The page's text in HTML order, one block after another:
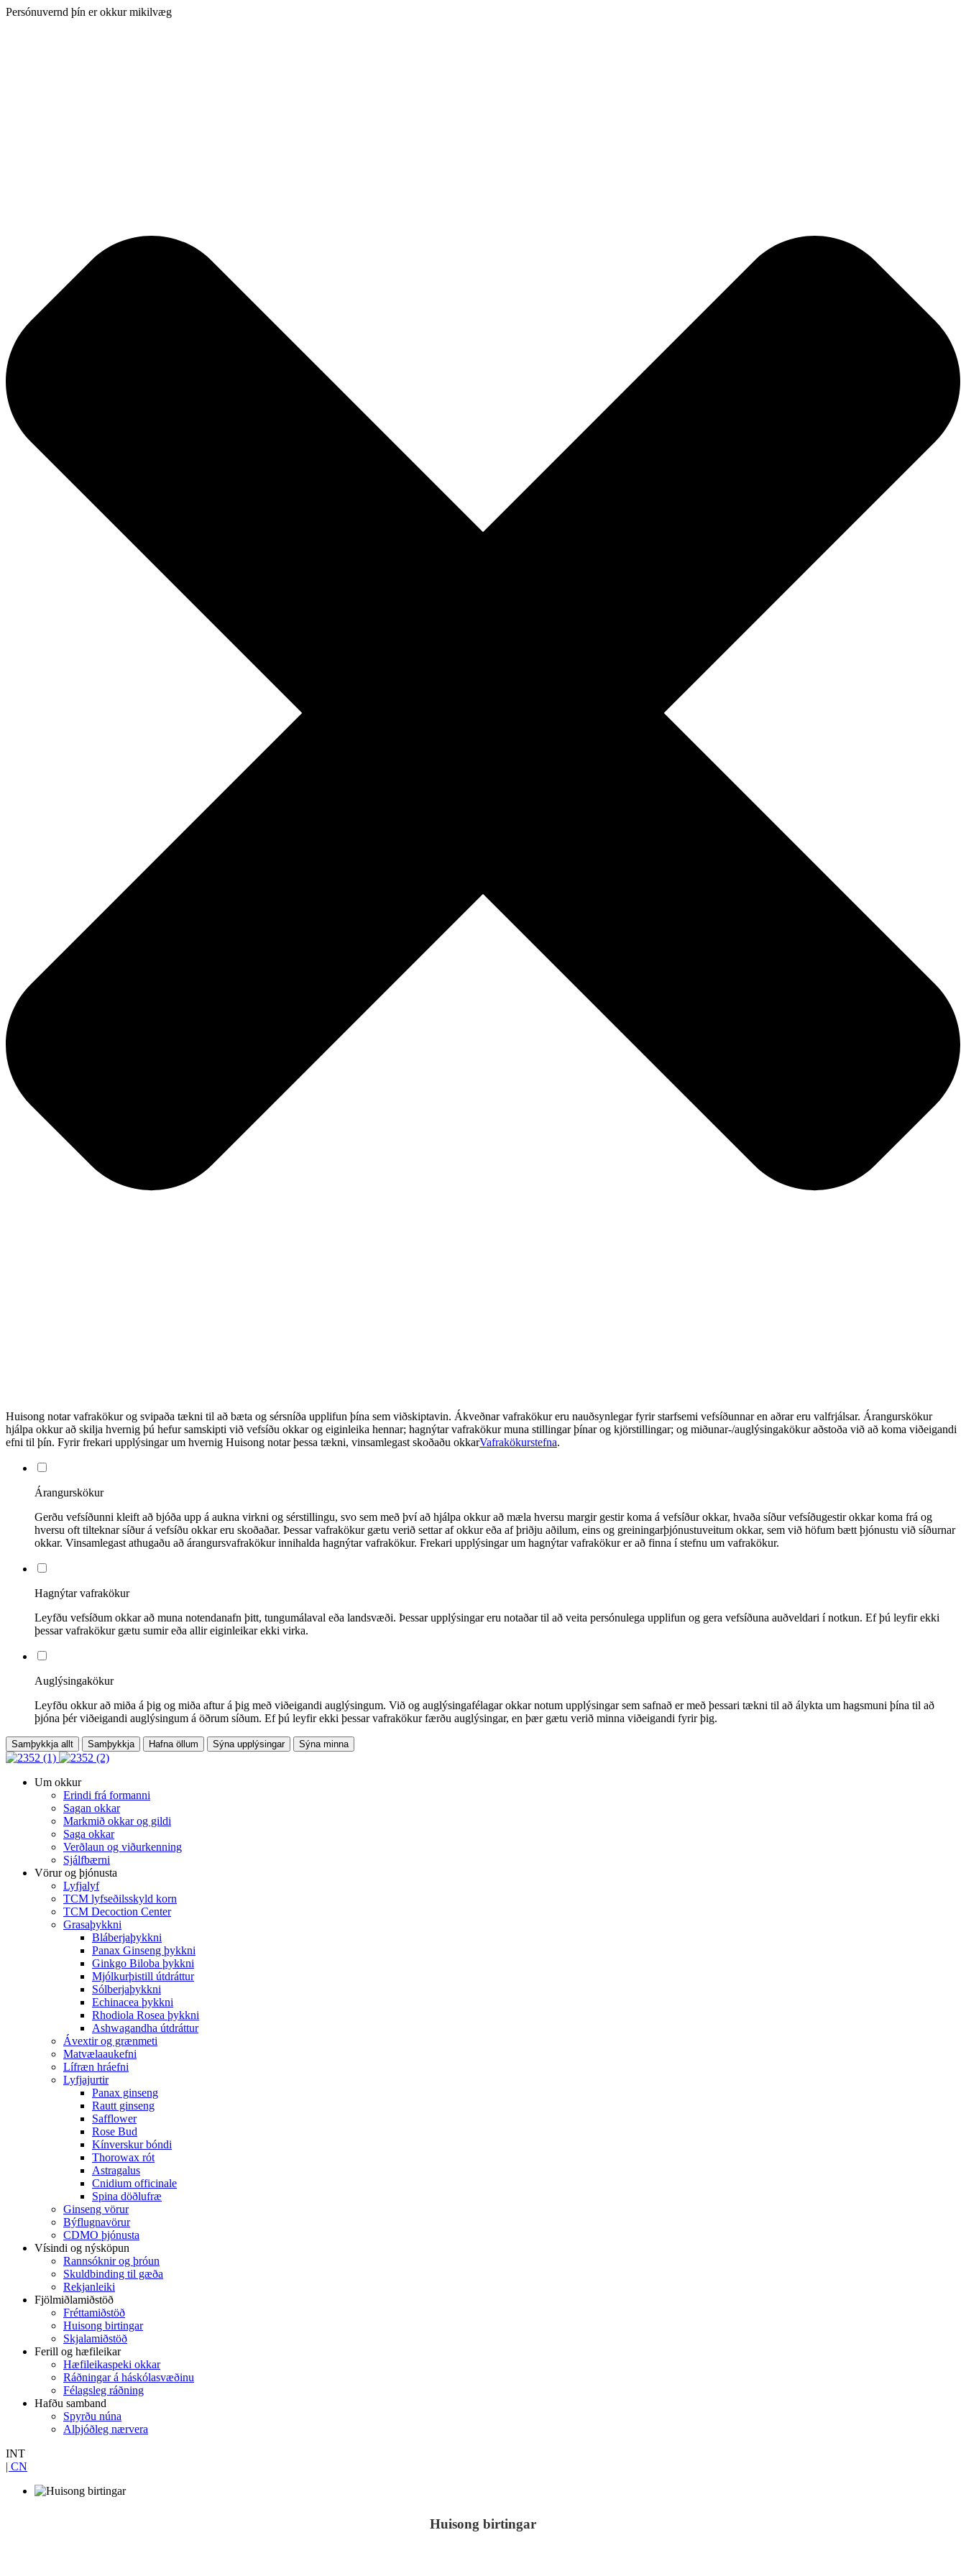
Persónuvernd þín er okkur mikilvæg
Huisong notar vafrakökur og svipaða tækni til að bæta og sérsníða upplifun þína sem viðskiptavin. Ákveðnar vafrakökur eru nauðsynlegar fyrir starfsemi vefsíðunnar en aðrar eru valfrjálsar. Árangurskökur
hjálpa okkur að skilja hvernig þú hefur samskipti við vefsíðu okkar og eiginleika hennar; hagnýtar vafrakökur muna stillingar þínar og kjörstillingar; og miðunar-/auglýsingakökur aðstoða við að koma viðeigandi
efni til þín. Fyrir frekari upplýsingar um hvernig Huisong notar þessa tækni, vinsamlegast skoðaðu okkarVafrakökurstefna.
Árangurskökur
Gerðu vefsíðunni kleift að bjóða upp á aukna virkni og sérstillingu, svo sem með því að hjálpa okkur að mæla hversu margir gestir koma á vefsíður okkar, hvaða síður vefsíðugestir okkar koma frá og
hversu oft tilteknar síður á vefsíðu okkar eru skoðaðar. Þessar vafrakökur gætu verið settar af okkur eða af þriðju aðilum, eins og greiningarþjónustuveitum okkar, sem við höfum bætt þjónustu við síðurnar
okkar. Vinsamlegast athugaðu að árangursvafrakökur innihalda hagnýtar vafrakökur. Frekari upplýsingar um hagnýtar vafrakökur er að finna í stefnu um vafrakökur.
Hagnýtar vafrakökur
Leyfðu vefsíðum okkar að muna notendanafn þitt, tungumálaval eða landsvæði. Þessar upplýsingar eru notaðar til að veita persónulega upplifun og gera vefsíðuna auðveldari í notkun. Ef þú leyfir ekki
þessar vafrakökur gætu sumir eða allir eiginleikar ekki virka.
Auglýsingakökur
Leyfðu okkur að miða á þig og miða aftur á þig með viðeigandi auglýsingum. Við og auglýsingafélagar okkar notum upplýsingar sem safnað er með þessari tækni til að álykta um hagsmuni þína til að
þjóna þér viðeigandi auglýsingum á öðrum síðum. Ef þú leyfir ekki þessar vafrakökur færðu auglýsingar, en þær gætu verið minna viðeigandi fyrir þig.
Samþykkja allt Samþykkja Hafna öllum Sýna upplýsingar Sýna minna
Um okkur
Erindi frá formanni
Sagan okkar
Markmið okkar og gildi
Saga okkar
Verðlaun og viðurkenning
Sjálfbærni
Vörur og þjónusta
Lyfjalyf
TCM lyfseðilsskyld korn
TCM Decoction Center
Grasaþykkni
Bláberjaþykkni
Panax Ginseng þykkni
Ginkgo Biloba þykkni
Mjólkurþistill útdráttur
Sólberjaþykkni
Echinacea þykkni
Rhodiola Rosea þykkni
Ashwagandha útdráttur
Ávextir og grænmeti
Matvælaaukefni
Lífræn hráefni
Lyfjajurtir
Panax ginseng
Rautt ginseng
Safflower
Rose Bud
Kínverskur bóndi
Thorowax rót
Astragalus
Cnidium officinale
Spina döðlufræ
Ginseng vörur
Býflugnavörur
CDMO þjónusta
Vísindi og nýsköpun
Rannsóknir og þróun
Skuldbinding til gæða
Rekjanleiki
Fjölmiðlamiðstöð
Fréttamiðstöð
Huisong birtingar
Skjalamiðstöð
Ferill og hæfileikar
Hæfileikaspeki okkar
Ráðningar á háskólasvæðinu
Félagsleg ráðning
Hafðu samband
Spyrðu núna
Alþjóðleg nærvera
INT
| CN
Huisong birtingar